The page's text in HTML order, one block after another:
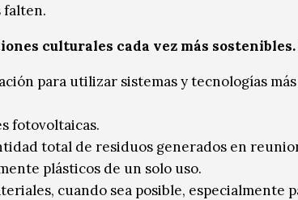
falten.
culturales cada vez más
para utilizar sistemas y tecnologías
fotovoltaicas.
total de residuos generados en
plásticos de un solo uso.
cuando sea posible, especialmente